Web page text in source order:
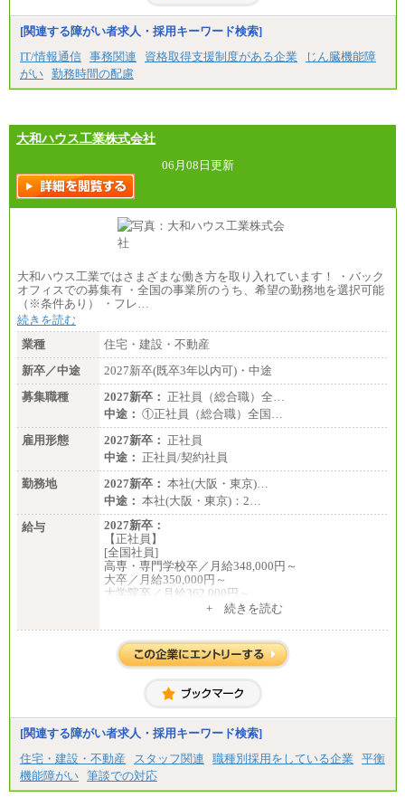
[関連する障がい者求人・採用キーワード検索]
IT/情報通信 事務関連 資格取得支援制度がある企業
じん臓機能障
がい 勤務時間の配慮
大和ハウス工業株式会社
06月08日更新
大和ハウス工業ではさまざまな働き方を取り入れています！ ・バック
オフィスでの募集有 ・全国の事業所のうち、希望の勤務地を選択可能
（※条件あり） ・フレ…
続きを読む
業種
住宅・建設・不動産
新卒／中途
2027新卒(既卒3年以内可)・中途
募集職種
2027新卒： 正社員（総合職）全…
中途： ①正社員（総合職）全国…
雇用形態
2027新卒： 正社員
中途： 正社員/契約社員
勤務地
2027新卒： 本社(大阪・東京)…
中途： 本社(大阪・東京)：2…
給与
2027新卒：
【正社員】
[全国社員]
高専・専門学校卒／月給348,000円～
大卒／月給350,000円～
大学院卒／月給362,000円～
[地域社員]月給295,000円～
【正社員】
[全国社員]月給348,000円～
[地域社員]月給295,000円～
【契約社員】月給200,000円～
+ 続きを読む
[関連する障がい者求人・採用キーワード検索]
住宅・建設・不動産
スタッフ関連 職種別採用をしている企業
平衡
機能障がい 筆談での対応